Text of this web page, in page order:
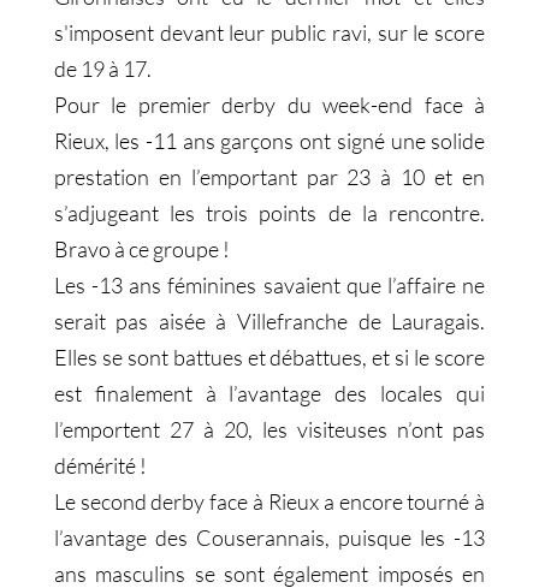
s'imposent devant leur public ravi, sur le score
de 19 à 17.
Pour le premier derby du week-end face à
Rieux, les -11 ans garçons ont signé une solide
prestation en l’emportant par 23 à 10 et en
s’adjugeant les trois points de la rencontre.
Bravo à ce groupe !
Les -13 ans féminines savaient que l’affaire ne
serait pas aisée à Villefranche de Lauragais.
Elles se sont battues et débattues, et si le score
est finalement à l’avantage des locales qui
l’emportent 27 à 20, les visiteuses n’ont pas
démérité !
Le second derby face à Rieux a encore tourné à
l’avantage des Couserannais, puisque les -13
ans masculins se sont également imposés en